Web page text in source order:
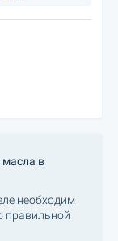
масла в
необходим
правильной